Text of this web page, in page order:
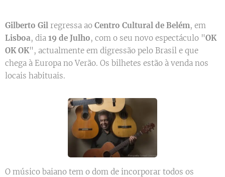
Gilberto Gil regressa ao Centro Cultural de Belém, em
Lisboa, dia 19 de Julho, com o seu novo espectáculo "OK
OK OK", actualmente em digressão pelo Brasil e que
chega à Europa no Verão. Os bilhetes estão à venda nos
locais habituais.
O músico baiano tem o dom de incorporar todos os